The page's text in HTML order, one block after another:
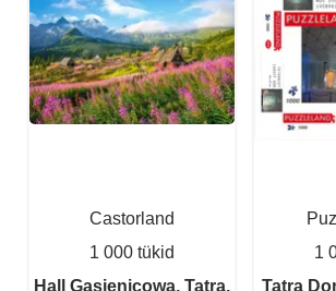
Castorland
1 000 tükid
Hall Gąsienicowa, Tatra,
1
Tatra